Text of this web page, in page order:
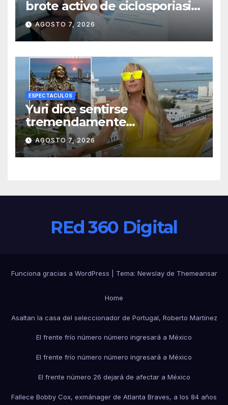
brote activo de ciclosporiasis
en México y pide tranquilidad
a la población
AGOSTO 7, 2026
ESPECTACULOS
Yuri dice sentirse
tremendamente
emocionada sobre su estatua
que le harán en Veracruz
AGOSTO 7, 2026
REd 360 Digital
Funciona gracias a WordPress Tema: Newslayde Themeansar
Home
Asaltan la casa del seleccionador de Portugal, Roberto Martínez
El frente frío número número ingresará a México
El frente frío número número ingresará a México
El frente número 26 dejará de afectar a México
Fallece Bobby Cox, exmánager de Atlanta Braves, a los 84 años